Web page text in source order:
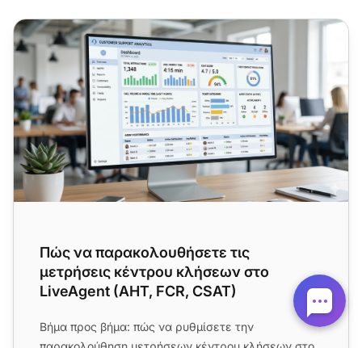
Πώς να παρακολουθήσετε τις μετρήσεις κέντρου
Πώς να παρακολουθήσετε τις
μετρήσεις κέντρου κλήσεων στο
LiveAgent (AHT, FCR, CSAT)
Βήμα προς βήμα: πώς να ρυθμίσετε την